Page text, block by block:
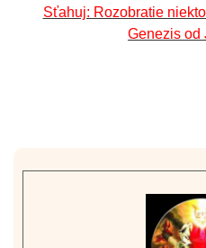
Sťahuj: Rozobratie
Genezis od